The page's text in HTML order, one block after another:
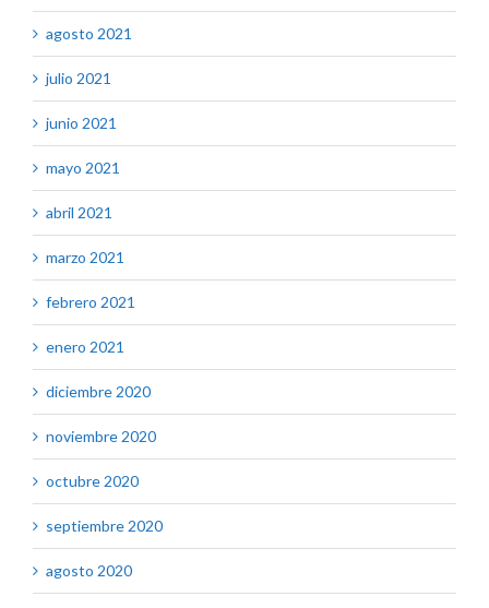
agosto 2021
julio 2021
junio 2021
mayo 2021
abril 2021
marzo 2021
febrero 2021
enero 2021
diciembre 2020
noviembre 2020
octubre 2020
septiembre 2020
agosto 2020